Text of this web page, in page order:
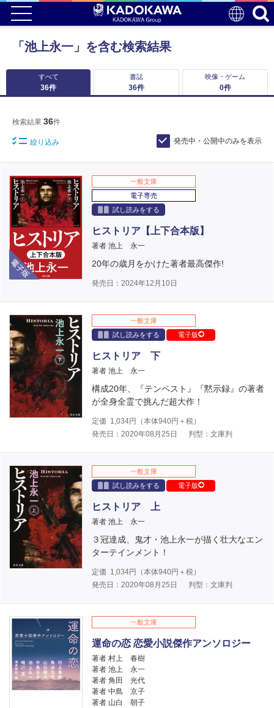
「池上永一」を含む検索結果
すべて
36件
書誌
36件
映像・ゲーム
0件
検索結果 36件
絞り込み 発売中・公開中のみを表示
電子版
一般文庫
電子専売
試し読みをする
ヒストリア【上下合本版】
著者 池上 永一
20年の歳月をかけた著者最高傑作!
発売日：2024年12月10日
一般文庫
試し読みをする
電子版
ヒストリア 下
著者 池上 永一
構成20年、『テンペスト』『黙示録』の著者
が全身全霊で挑んだ超大作！
定価 1,034円（本体940円＋税）
発売日：2020年08月25日
判型：文庫判
一般文庫
試し読みをする
電子版
ヒストリア 上
著者 池上 永一
３冠達成、鬼才・池上永一が描く壮大なエン
ターテインメント！
定価 1,034円（本体940円＋税）
発売日：2020年08月25日
判型：文庫判
一般文庫
運命の恋 恋愛小説傑作アンソロジー
著者 村上 春樹
著者 池上 永一
著者 角田 光代
著者 中島 京子
著者 山白 朝子